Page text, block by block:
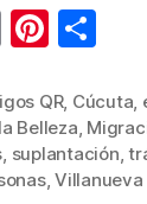
E
ail
Pi
er
e
st
m
p
ar
QR, Cúcuta,
Belleza,
, suplantación,
,Villanueva